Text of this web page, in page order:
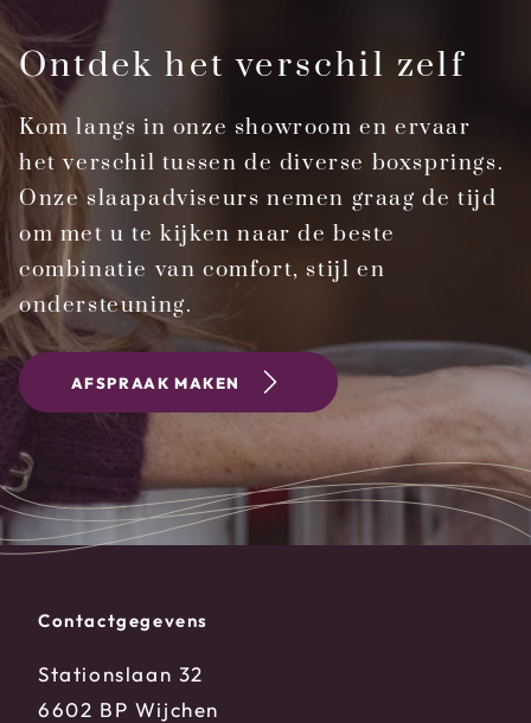
Ontdek het verschil zelf
Kom langs in onze showroom en ervaar
het verschil tussen de diverse boxsprings.
Onze slaapadviseurs nemen graag de tijd
om met u te kijken naar de beste
combinatie van comfort, stijl en
ondersteuning.
AFSPRAAK MAKEN
Contactgegevens
Stationslaan 32
6602 BP Wijchen